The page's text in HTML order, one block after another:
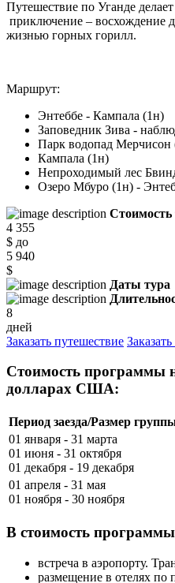
Путешествие по Уганде
приключение – восхождение
жизнью горных горилл.
Маршрут:
Энтеббе - Кампала (1н)
Заповедник Зива -
Парк водопад Мерчисон
Кампала (1н)
Непроходимый лес
Озеро Мбуро (1н) -
Стоимость
4 355
$ до
5 940
$
Даты тура
8
дней
Заказать путешествие
Стоимость программы
долларах США:
Период заезда/Размер
01 января - 31 марта
01 июня - 31 октября
01 декабря - 19 декабря
01 апреля - 31 мая
01 ноября - 30 ноября
В стоимость
встреча в аэропорту.
размещение в отелях